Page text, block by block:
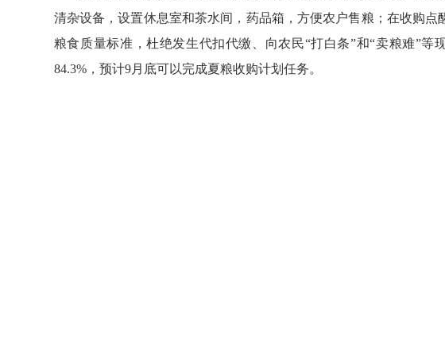
清杂设备，设置休息室和茶水间，药品箱，方便农户售粮；在收购
粮食质量标准，杜绝发生代扣代缴、向农民“打白条”和“卖粮难”
84.3%，预计9月底可以完成夏粮收购计划任务。